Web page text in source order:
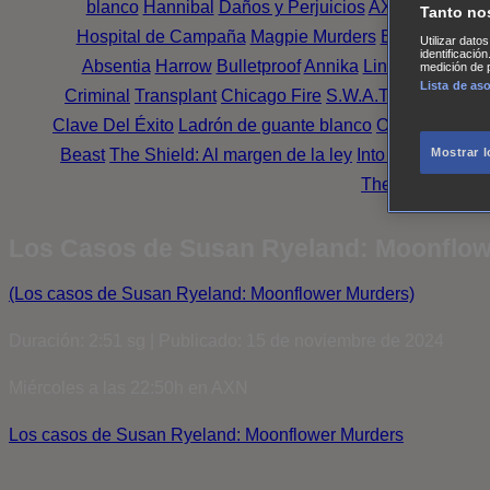
blanco Hannibal Daños y Perjuicios AXN Masters
Hospital de Campaña Magpie Murders Blindspot
Absentia Harrow Bulletproof Annika Lincoln
Criminal Transplant Chicago Fire S.W.A.T.: Los
Clave Del Éxito Ladrón de guante blanco Outsiders
Beast The Shield: Al margen de la ley Into the Dark
The Oath
(Los casos de Susan Ryeland: Moonflower Murders)
Los casos de Susan Ryeland: Moonflower Murders
Tanto
Utilizar
medición de
Lista de
Mostrar